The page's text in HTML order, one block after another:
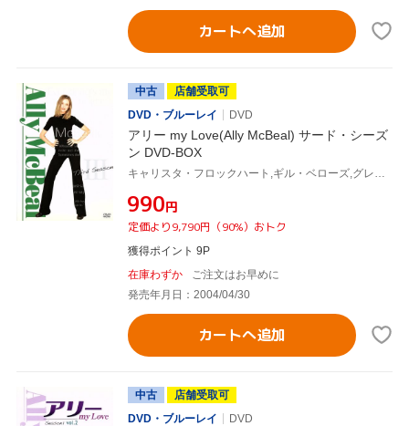
カートへ追加
中古
店舗受取可
DVD・ブルーレイ
DVD
アリー my Love(Ally McBeal) サード・シーズ
ン DVD-BOX
¥990円
定価より9,790円（90%）おトク
獲得ポイント 9P
在庫わずか
ご注文はお早めに
発売年月日：2004/04/30
カートへ追加
中古
店舗受取可
DVD・ブルーレイ
DVD